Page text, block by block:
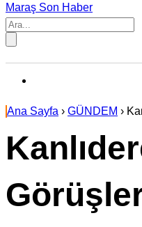
Maraş Son Haber
Ana Sayfa › GÜNDEM ›